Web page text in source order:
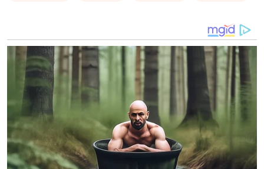
โดยสาวนัสยังแคปโพสต์ ๆ หนึ่งซึ่งคาดว่าเป็นของเมียน้อย
เจ้ากรรม ที่ว่า
“มีคนมาบอกว่า ฉันมีเสี่ยเลี้ยงขอพูดหน่อยนะ สู้ อดทน
ทำงานมาโดยลำพัง เหนื่อยกับตัวเองตลอดอะไรคือเสี่ยเลี้ยง
ขอโทษนะค่ะ แล้วไม่เคยคิดอยากยุ่งวุ่นวาย หรืออยากไป
แทรกกลาง ระหว่างใครเลยทุกวันนี้ หาเงิน ทำงาน ปวดหัว
ปวดหลังก็เพียงพอแล้ว หาเวลานอนให้เยอะๆ ให้ได้ก่อนถ้ามี